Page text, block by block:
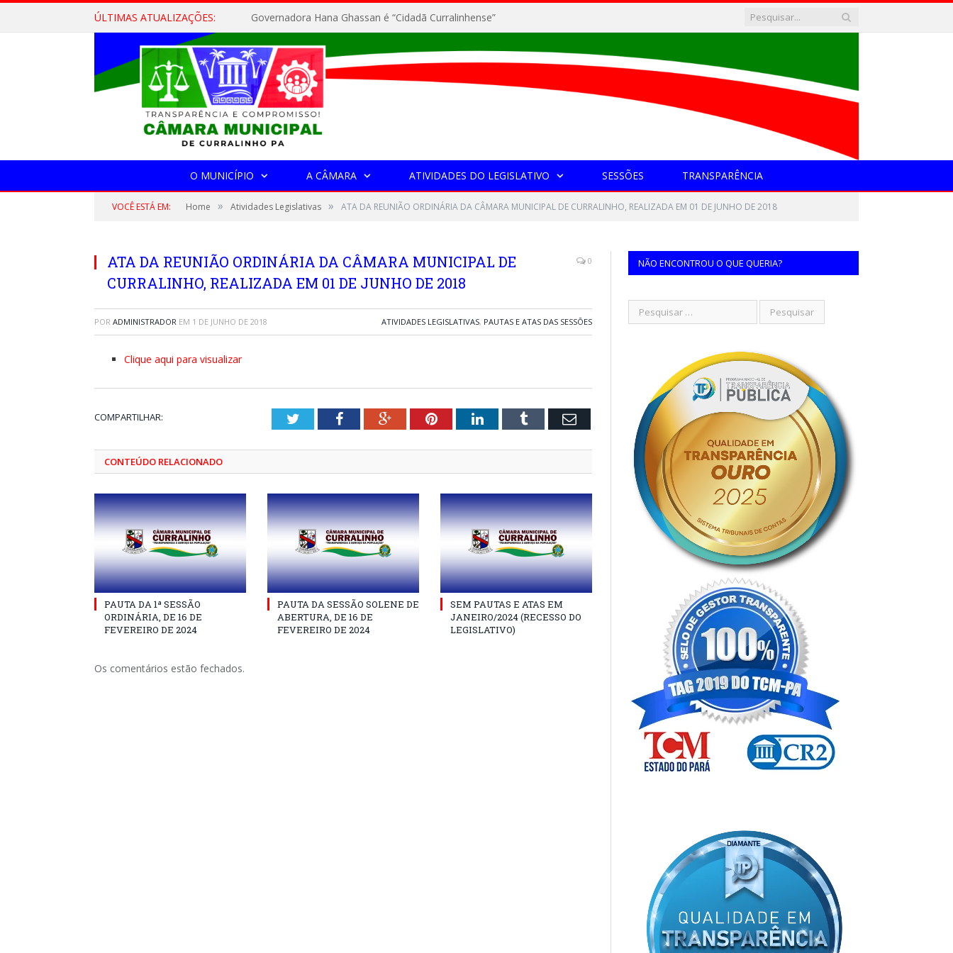
ÚLTIMAS ATUALIZAÇÕES: Governadora Hana Ghassan é “Cidadã Curralinhense”
O MUNICÍPIO A CÂMARA ATIVIDADES DO LEGISLATIVO SESSÕES TRANSPARÊNCIA
VOCÊ ESTÁ EM: Home » Atividades Legislativas » ATA DA REUNIÃO ORDINÁRIA DA CÂMARA MUNICIPAL DE CURRALINHO, REALIZADA EM 01 DE JUNHO DE 2018
ATA DA REUNIÃO ORDINÁRIA DA CÂMARA MUNICIPAL DE
CURRALINHO, REALIZADA EM 01 DE JUNHO DE 2018
0
POR ADMINISTRADOR EM 1 DE JUNHO DE 2018 ATIVIDADES LEGISLATIVAS, PAUTAS E ATAS DAS SESSÕES
Clique aqui para visualizar
COMPARTILHAR: TwitterFacebookGoogle+PinterestLinkedInTumblr Email
CONTEÚDO RELACIONADO
PAUTA DA 1ª SESSÃO
ORDINÁRIA, DE 16 DE
FEVEREIRO DE 2024
PAUTA DA SESSÃO SOLENE DE
ABERTURA, DE 16 DE
FEVEREIRO DE 2024
SEM PAUTAS E ATAS EM
JANEIRO/2024 (RECESSO DO
LEGISLATIVO)
Os comentários estão fechados.
NÃO ENCONTROU O QUE QUERIA?